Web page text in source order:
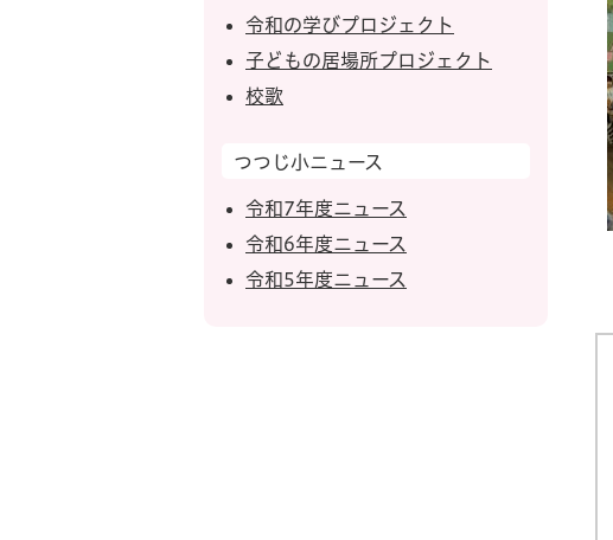
令和の学びプロジェクト
子どもの居場所プロジェクト
校歌
つつじ小ニュース
令和7年度ニュース
令和6年度ニュース
令和5年度ニュース